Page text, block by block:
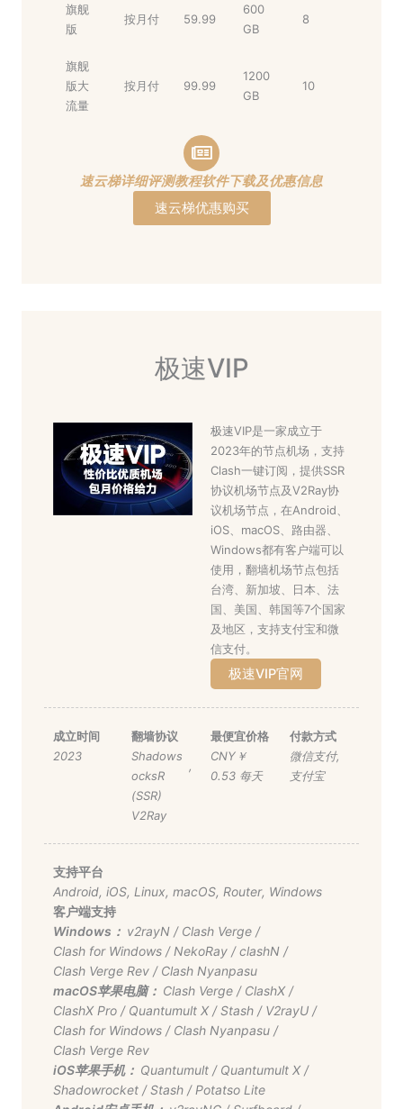
旗舰
版
按月付 59.99
600
GB
8
旗舰
版大
流量
按月付 99.99
1200
GB
10
速云梯详细评测教程软件下载及优惠信息
速云梯优惠购买
极速VIP
极速VIP是一家成立于
2023年的节点机场，支持
Clash一键订阅，提供SSR
协议机场节点及V2Ray协
议机场节点，在Android、
iOS、macOS、路由器、
Windows都有客户端可以
使用，翻墙机场节点包括
台湾、新加坡、日本、法
国、美国、韩国等7个国家
及地区，支持支付宝和微
信支付。
极速VIP官网
成立时间
2023
翻墙协议
Shadows
ocksR
(SSR)
,
V2Ray
最便宜价格
CNY￥
0.53 每天
付款方式
微信支付,
支付宝
支持平台
Android, iOS, Linux, macOS, Router, Windows
客户端支持
Windows： v2rayN/ Clash Verge/
Clash for Windows/ NekoRay/clashN/
Clash Verge Rev/ Clash Nyanpasu
macOS苹果电脑： Clash Verge/ ClashX/
ClashX Pro/ Quantumult X/Stash/ V2rayU/
Clash for Windows/ Clash Nyanpasu/
Clash Verge Rev
iOS苹果手机： Quantumult/ Quantumult X/
Shadowrocket/Stash/ Potatso Lite